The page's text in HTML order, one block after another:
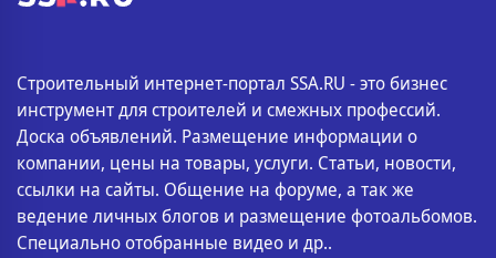
Строительный интернет-портал SSA.RU - это бизнес
инструмент для строителей и смежных профессий.
Доска объявлений. Размещение информации о
компании, цены на товары, услуги. Статьи, новости,
ссылки на сайты. Общение на форуме, а так же
ведение личных блогов и размещение фотоальбомов.
Специально отобранные видео и др..